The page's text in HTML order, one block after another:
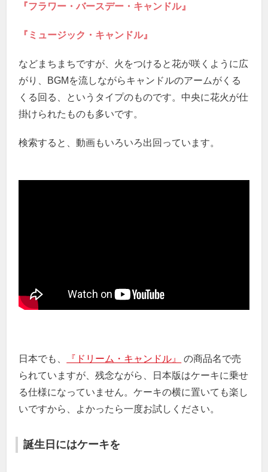
『フラワー・バースデー・キャンドル』
『ミュージック・キャンドル』
などまちまちですが、火をつけると花が咲くように広
がり、BGMを流しながらキャンドルのアームがくる
くる回る、というタイプのものです。中央に花火が仕
掛けられたものも多いです。
検索すると、動画もいろいろ出回っています。
日本でも、 『ドリーム・キャンドル』
の商品名で売
られていますが、残念ながら、日本版はケーキに乗せ
る仕様になっていません。ケーキの横に置いても楽し
いですから、よかったら一度お試しください。
誕生日にはケーキを